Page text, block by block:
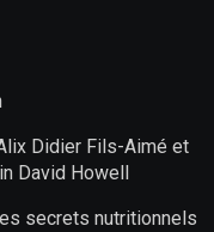
Didier Fils-Aimé et
David Howell
secrets nutritionnels